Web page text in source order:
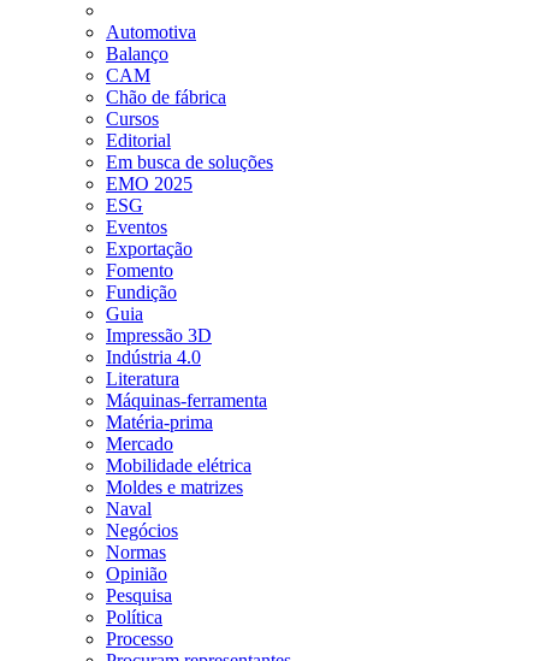
Automotiva
Balanço
CAM
Chão de fábrica
Cursos
Editorial
Em busca de soluções
EMO 2025
ESG
Eventos
Exportação
Fomento
Fundição
Guia
Impressão 3D
Indústria 4.0
Literatura
Máquinas-ferramenta
Matéria-prima
Mercado
Mobilidade elétrica
Moldes e matrizes
Naval
Negócios
Normas
Opinião
Pesquisa
Política
Processo